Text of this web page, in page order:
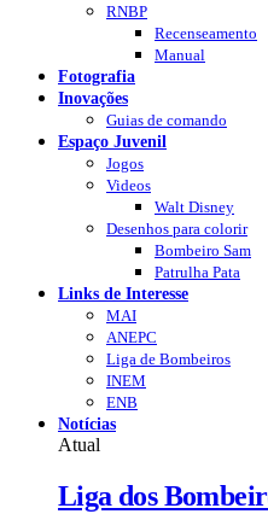
RNBP
Recenseamento
Manual
Fotografia
Inovações
Guias de comando
Espaço Juvenil
Jogos
Videos
Walt Disney
Desenhos para colorir
Bombeiro Sam
Patrulha Pata
Links de Interesse
MAI
ANEPC
Liga de Bombeiros
INEM
ENB
Notícias
Atual
Liga dos